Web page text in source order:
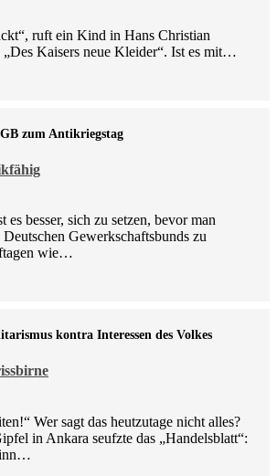
ruft ein Kind in Hans Christian
„Des Kaisers neue Kleider“. Ist es mit…
zum Antikriegstag
es besser, sich zu setzen, bevor man
Gewerkschaftsbunds zu
wie…
kontra Inte­ressen des Volkes
Wer sagt das heutzutage nicht alles?
in Ankara seufzte das „Handelsblatt“: